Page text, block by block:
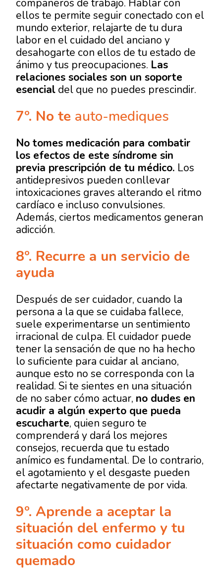
compañeros de trabajo. Hablar con
ellos te permite seguir conectado con el
mundo exterior, relajarte de tu dura
labor en el cuidado del anciano y
desahogarte con ellos de tu estado de
ánimo y tus preocupaciones. Las
relaciones sociales son un soporte
esencial del que no puedes prescindir.
7º. No te auto-mediques
No tomes medicación para combatir
los efectos de este síndrome sin
previa prescripción de tu médico. Los
antidepresivos pueden conllevar
intoxicaciones graves alterando el ritmo
cardíaco e incluso convulsiones.
Además, ciertos medicamentos generan
adicción.
8º. Recurre a un servicio de
ayuda
Después de ser cuidador, cuando la
persona a la que se cuidaba fallece,
suele experimentarse un sentimiento
irracional de culpa. El cuidador puede
tener la sensación de que no ha hecho
lo suficiente para cuidar al anciano,
aunque esto no se corresponda con la
realidad. Si te sientes en una situación
de no saber cómo actuar, no dudes en
acudir a algún experto que pueda
escucharte, quien seguro te
comprenderá y dará los mejores
consejos, recuerda que tu estado
anímico es fundamental. De lo contrario,
el agotamiento y el desgaste pueden
afectarte negativamente de por vida.
9º. Aprende a aceptar la
situación del enfermo y tu
situación como cuidador
quemado